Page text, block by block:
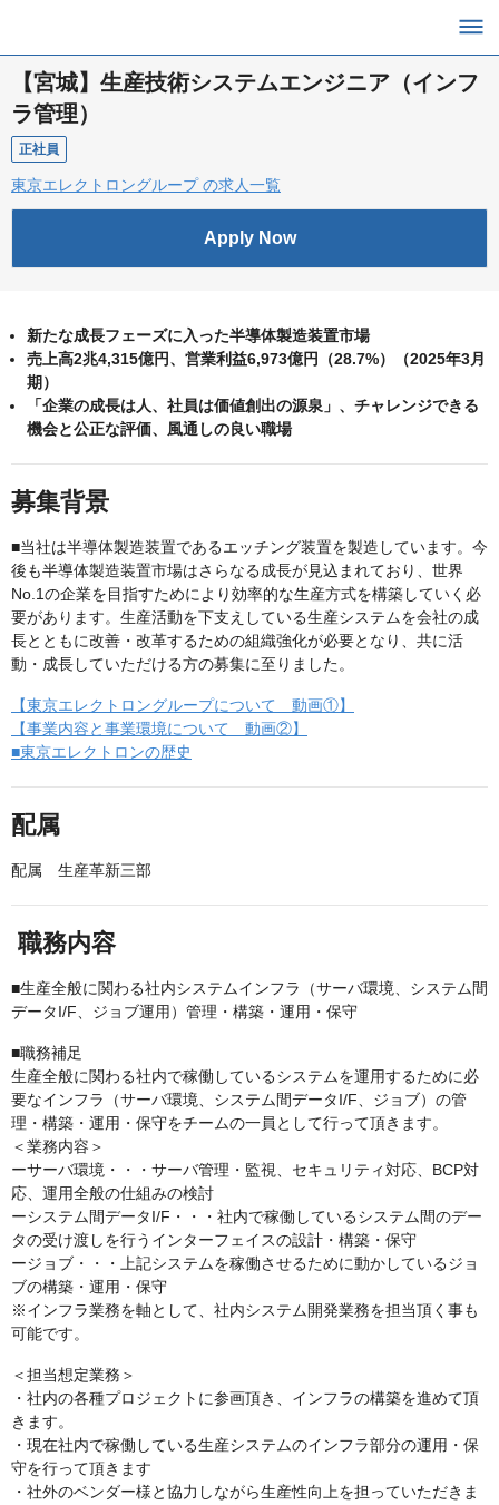
【宮城】生産技術システムエンジニア（インフ
ラ管理）
正社員
東京エレクトロングループ の求人一覧
Apply Now
新たな成長フェーズに入った半導体製造装置市場
売上高2兆4,315億円、営業利益6,973億円（28.7%）（2025年3月
期）
「企業の成長は人、社員は価値創出の源泉」、チャレンジできる
機会と公正な評価、風通しの良い職場
募集背景
■当社は半導体製造装置であるエッチング装置を製造しています。今
後も半導体製造装置市場はさらなる成長が見込まれており、世界
No.1の企業を目指すためにより効率的な生産方式を構築していく必
要があります。生産活動を下支えしている生産システムを会社の成
長とともに改善・改革するための組織強化が必要となり、共に活
動・成長していただける方の募集に至りました。
【東京エレクトロングループについて 動画①】
【事業内容と事業環境について 動画②】
■東京エレクトロンの歴史
配属
配属 生産革新三部
職務内容
■生産全般に関わる社内システムインフラ（サーバ環境、システム間
データI/F、ジョブ運用）管理・構築・運用・保守
■職務補足
生産全般に関わる社内で稼働しているシステムを運用するために必
要なインフラ（サーバ環境、システム間データI/F、ジョブ）の管
理・構築・運用・保守をチームの一員として行って頂きます。
＜業務内容＞
ーサーバ環境・・・サーバ管理・監視、セキュリティ対応、BCP対
応、運用全般の仕組みの検討
ーシステム間データI/F・・・社内で稼働しているシステム間のデー
タの受け渡しを行うインターフェイスの設計・構築・保守
ージョブ・・・上記システムを稼働させるために動かしているジョ
ブの構築・運用・保守
※インフラ業務を軸として、社内システム開発業務を担当頂く事も
可能です。
＜担当想定業務＞
・社内の各種プロジェクトに参画頂き、インフラの構築を進めて頂
きます。
・現在社内で稼働している生産システムのインフラ部分の運用・保
守を行って頂きます
・社外のベンダー様と協力しながら生産性向上を担っていただきま